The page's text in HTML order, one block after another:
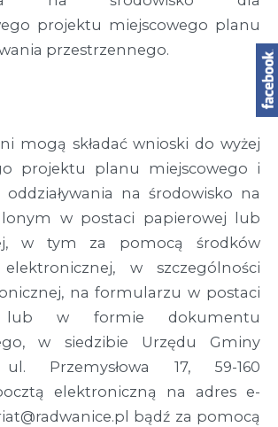
projektu miejscowego planu
przestrzennego.
mogą składać wnioski do wyżej
projektu planu miejscowego i
na środowisko na
w postaci papierowej lub
w tym za pomocą środków
w szczególności
na formularzu w postaci
lub w formie dokumentu
w siedzibie Urzędu Gminy
ul. Przemysłowa 17, 59-160
elektroniczną na adres e-
bądź za pomocą